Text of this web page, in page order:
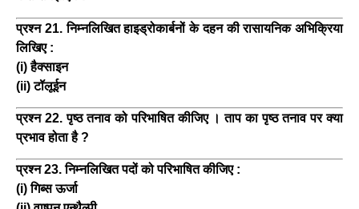
प्रश्न 21. निम्नलिखित हाइड्रोकार्बनों के दहन की रासायनिक अभिक्रिया
लिखिए :
(i) हैक्साइन
(ii) टॉलूईन
प्रश्न 22. पृष्ठ तनाव को परिभाषित कीजिए । ताप का पृष्ठ तनाव पर क्या
प्रभाव होता है ?
प्रश्न 23. निम्नलिखित पदों को परिभाषित कीजिए :
(i) गिब्स ऊर्जा